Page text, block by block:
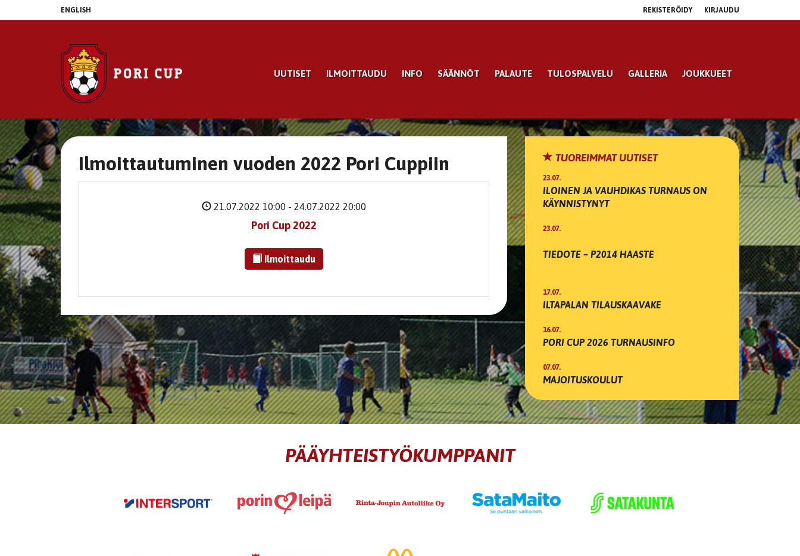
ENGLISH REKISTERÖIDY KIRJAUDU
UUTISET ILMOITTAUDU INFO SÄÄNNÖT PALAUTE TULOSPALVELU GALLERIA JOUKKUEET
Ilmoittautuminen vuoden 2022 Pori Cuppiin
21.07.2022 10:00 - 24.07.2022 20:00
Pori Cup 2022
Ilmoittaudu
TUOREIMMAT UUTISET
23.07.
ILOINEN JA VAUHDIKAS TURNAUS ON
KÄYNNISTYNYT
23.07.
TIEDOTE – P2014 HAASTE
17.07.
ILTAPALAN TILAUSKAAVAKE
16.07.
PORI CUP 2026 TURNAUSINFO
07.07.
MAJOITUSKOULUT